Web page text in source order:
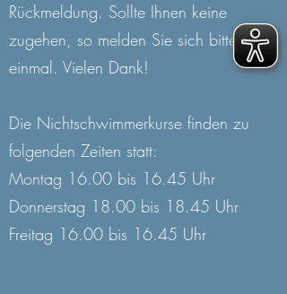
Rückmeldung. Sollte Ihnen keine
zugehen, so melden Sie sich bitte noch
einmal. Vielen Dank!
Die Nichtschwimmerkurse finden zu
folgenden Zeiten statt:
Montag 16.00 bis 16.45 Uhr
Donnerstag 18.00 bis 18.45 Uhr
Freitag 16.00 bis 16.45 Uhr